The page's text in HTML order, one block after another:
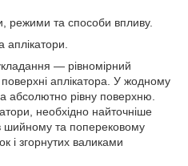
режими та способи впливу.
аплікатори.
— рівномірний
поверхні аплікатора. У жодному
абсолютно рівну поверхню.
необхідно найточніше
шийному та поперековому
і згорнутих валиками